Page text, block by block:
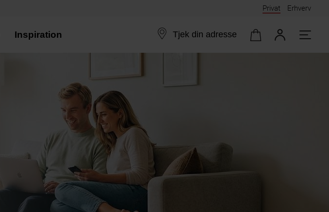
Privat Erhverv
Inspiration Tjek din adresse